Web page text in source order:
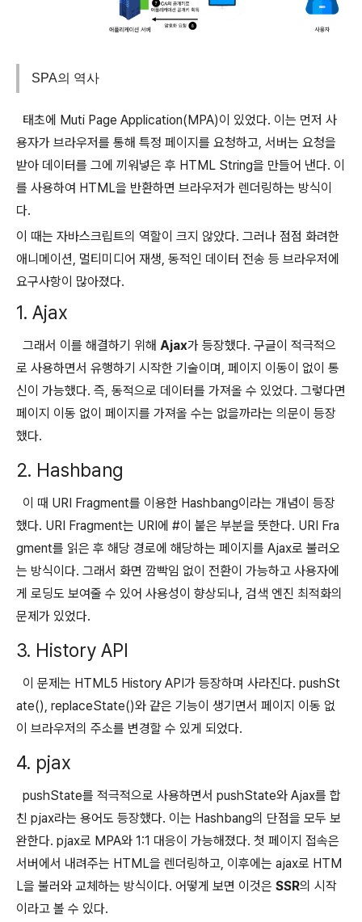
SPA의 역사
태초에 Muti Page Application(MPA)이 있었다. 이는 먼저 사
용자가 브라우저를 통해 특정 페이지를 요청하고, 서버는 요청을
받아 데이터를 그에 끼워넣은 후 HTML String을 만들어 낸다. 이
를 사용하여 HTML을 반환하면 브라우저가 렌더링하는 방식이
다.
이 때는 자바스크립트의 역할이 크지 않았다. 그러나 점점 화려한
애니메이션, 멀티미디어 재생, 동적인 데이터 전송 등 브라우저에
요구사항이 많아졌다.
1. Ajax
그래서 이를 해결하기 위해 Ajax가 등장했다. 구글이 적극적으
로 사용하면서 유행하기 시작한 기술이며, 페이지 이동이 없이 통
신이 가능했다. 즉, 동적으로 데이터를 가져올 수 있었다. 그렇다면
페이지 이동 없이 페이지를 가져올 수는 없을까라는 의문이 등장
했다.
2. Hashbang
이 때 URI Fragment를 이용한 Hashbang이라는 개념이 등장
했다. URI Fragment는 URI에 #이 붙은 부분을 뜻한다. URI Fra
gment를 읽은 후 해당 경로에 해당하는 페이지를 Ajax로 불러오
는 방식이다. 그래서 화면 깜빡임 없이 전환이 가능하고 사용자에
게 로딩도 보여줄 수 있어 사용성이 향상되나, 검색 엔진 최적화의
문제가 있었다.
3. History API
이 문제는 HTML5 History API가 등장하며 사라진다. pushSt
ate(), replaceState()와 같은 기능이 생기면서 페이지 이동 없
이 브라우저의 주소를 변경할 수 있게 되었다.
4. pjax
pushState를 적극적으로 사용하면서 pushState와 Ajax를 합
친 pjax라는 용어도 등장했다. 이는 Hashbang의 단점을 모두 보
완한다. pjax로 MPA와 1:1 대응이 가능해졌다. 첫 페이지 접속은
서버에서 내려주는 HTML을 렌더링하고, 이후에는 ajax로 HTM
L을 불러와 교체하는 방식이다. 어떻게 보면 이것은 SSR의 시작
이라고 볼 수 있다.